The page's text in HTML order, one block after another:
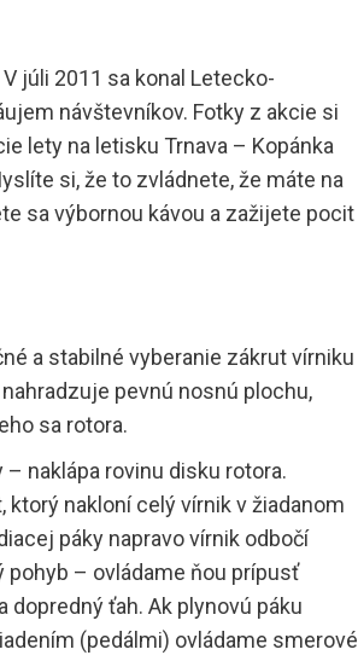
júli 2011 sa konal Letecko-
návštevníkov. Fotky z akcie si
lety na letisku Trnava – Kopánka
si, že to zvládnete, že máte na
sa výbornou kávou a zažijete pocit
a stabilné vyberanie zákrut vírniku
pevnú nosnú plochu,
sa rotora.
naklápa rovinu disku rotora.
nakloní celý vírnik v žiadanom
páky napravo vírnik odbočí
pohyb – ovládame ňou prípusť
ťah. Ak plynovú páku
(pedálmi) ovládame smerové